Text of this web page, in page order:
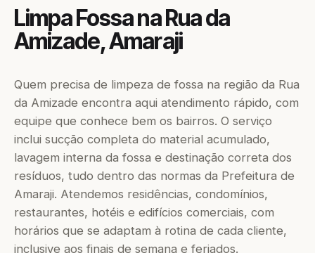
Limpa Fossa na Rua da
Amizade, Amaraji
Quem precisa de limpeza de fossa na região da Rua
da Amizade encontra aqui atendimento rápido, com
equipe que conhece bem os bairros. O serviço
inclui sucção completa do material acumulado,
lavagem interna da fossa e destinação correta dos
resíduos, tudo dentro das normas da Prefeitura de
Amaraji. Atendemos residências, condomínios,
restaurantes, hotéis e edifícios comerciais, com
horários que se adaptam à rotina de cada cliente,
inclusive aos finais de semana e feriados.